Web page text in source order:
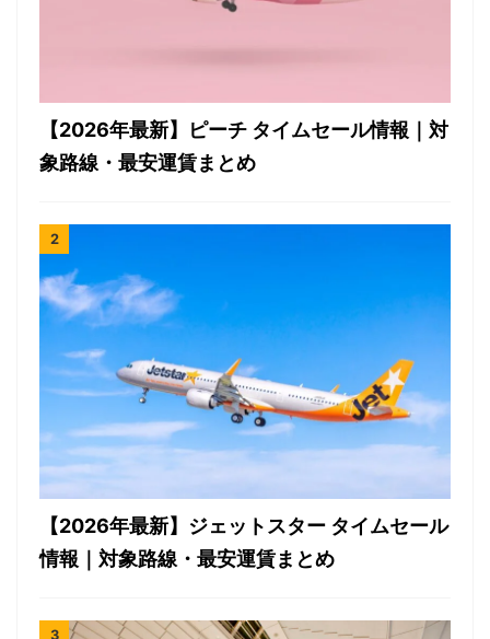
【2026年最新】ピーチ タイムセール情報｜対
象路線・最安運賃まとめ
【2026年最新】ジェットスター タイムセール
情報｜対象路線・最安運賃まとめ